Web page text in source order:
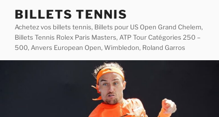
content
BILLETS TENNIS
Achetez vos billets tennis, Billets pour US Open Grand Chelem,
Billets Tennis Rolex Paris Masters, ATP Tour Catégories 250 –
500, Anvers European Open, Wimbledon, Roland Garros